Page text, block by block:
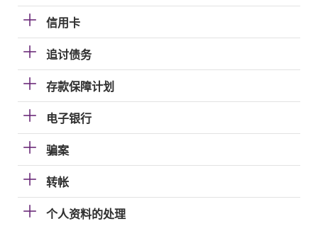
信用卡
追讨债务
存款保障计划
电子银行
骗案
转帐
个人资料的处理